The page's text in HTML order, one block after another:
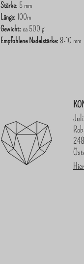
Stärke: 5 mm
Länge: 100m
Gewicht: ca 500 g
Empfohlene Nadelstärke: 8-10 mm